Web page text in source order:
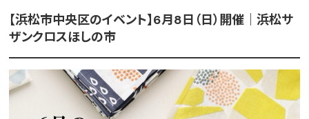
【浜松市中央区のイベント】6月8日（日）開催｜浜松サ
ザンクロスほしの市